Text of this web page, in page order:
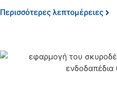
Περισσότερες λεπτομέρειες